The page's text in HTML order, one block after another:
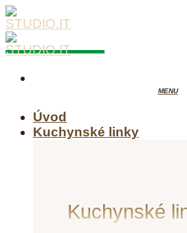
Skip
to
content
Úvod
Kuchynské linky
Kuchynské